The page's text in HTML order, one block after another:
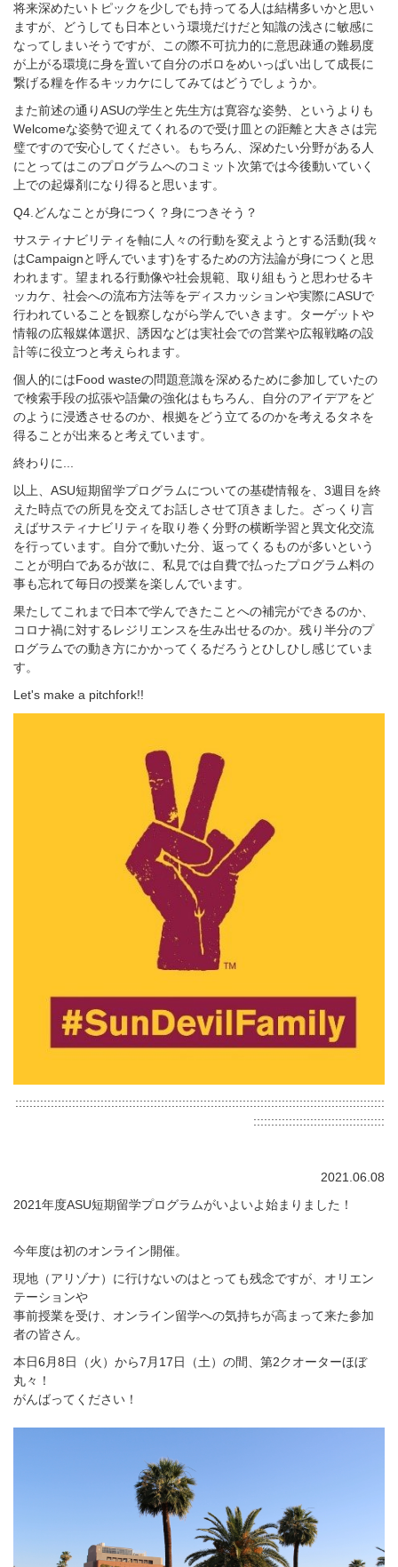
将来深めたいトピックを少しでも持ってる人は結構多いかと思い
ますが、どうしても日本という環境だけだと知識の浅さに敏感に
なってしまいそうですが、この際不可抗力的に意思疎通の難易度
が上がる環境に身を置いて自分のボロをめいっぱい出して成長に
繋げる糧を作るキッカケにしてみてはどうでしょうか。
また前述の通りASUの学生と先生方は寛容な姿勢、というよりも
Welcomeな姿勢で迎えてくれるので受け皿との距離と大きさは完
璧ですので安心してください。もちろん、深めたい分野がある人
にとってはこのプログラムへのコミット次第では今後動いていく
上での起爆剤になり得ると思います。
Q4. どんなことが身につく？身につきそう？
サスティナビリティを軸に人々の行動を変えようとする活動(我々
はCampaignと呼んでいます)をするための方法論が身につくと思
われます。望まれる行動像や社会規範、取り組もうと思わせるキ
ッカケ、社会への流布方法等をディスカッションや実際にASUで
行われていることを観察しながら学んでいきます。ターゲットや
情報の広報媒体選択、誘因などは実社会での営業や広報戦略の設
計等に役立つと考えられます。
個人的にはFood wasteの問題意識を深めるために参加していたの
で検索手段の拡張や語彙の強化はもちろん、自分のアイデアをど
のように浸透させるのか、根拠をどう立てるのかを考えるタネを
得ることが出来ると考えています。
終わりに
以上、 ASU短期留学プログラムについての基礎情報を、 3週目を終
えた時点での所見を交えてお話しさせて頂きました。ざっくり言
えばサスティナビリティを取り巻く分野の横断学習と異文化交流
を行っています。自分で動いた分、返ってくるものが多いという
ことが明白であるが故に、私見では自費で払ったプログラム料の
事も忘れて毎日の授業を楽しんでいます。
果たしてこれまで日本で学んできたことへの補完ができるのか、
コロナ禍に対するレジリエンスを生み出せるのか。残り半分のプ
ログラムでの動き方にかかってくるだろうとひしひし感じていま
す。
Let's make a pitchfork!!
::::::::::::::::::::::::::::::::::::::::::::::::::::::::::::::::::::::::::::::::::::::::::::::::::::::::
:::::::::::::::::::::::::::::::::::::
2021.06.08
2021年度ASU短期留学プログラムがいよいよ始まりました！
今年度は初のオンライン開催。
現地（アリゾナ）に行けないのはとっても残念ですが、オリエン
テーションや
事前授業を受け、オンライン留学への気持ちが高まって来た参加
者の皆さん。
本日6月8日（火）から7月17日（土）の間、第2クオーターほぼ
丸々！
がんばってください！